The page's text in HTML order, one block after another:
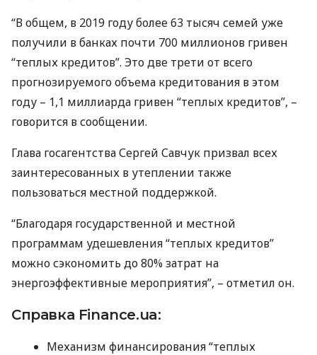
“В общем, в 2019 году более 63 тысяч семей уже
получили в банках почти 700 миллионов гривен
“теплых кредитов”. Это две трети от всего
прогнозируемого объема кредитования в этом
году – 1,1 миллиарда гривен “теплых кредитов”, –
говорится в сообщении.
Глава госагентства Сергей Савчук призвал всех
заинтересованных в утеплении также
пользоваться местной поддержкой.
“Благодаря государственной и местной
программам удешевления “теплых кредитов”
можно сэкономить до 80% затрат на
энергоэффективные мероприятия”, – отметил он.
Справка Finance.ua:
Механизм финансирования “теплых